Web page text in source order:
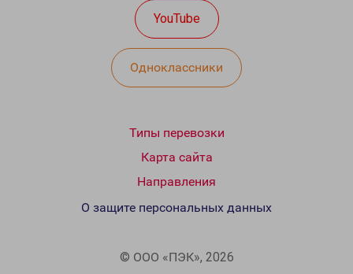
YouTube
Одноклассники
Типы перевозки
Карта сайта
Направления
© ООО «ПЭК», 2026
О защите персональных данных